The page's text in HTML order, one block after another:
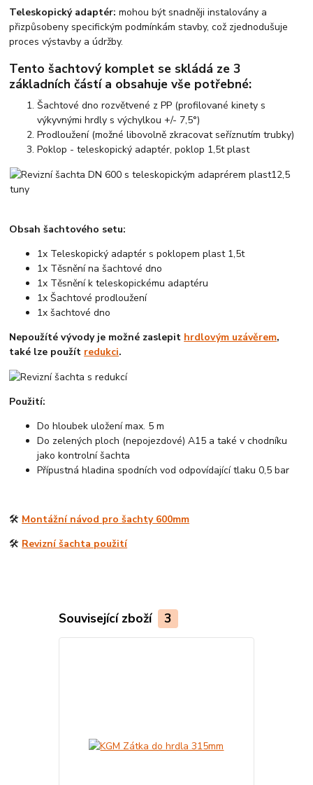
Teleskopický adaptér: mohou být snadněji instalovány a
přizpůsobeny specifickým podmínkám stavby, což zjednodušuje
proces výstavby a údržby.
Tento šachtový komplet se skládá ze 3
základních částí a obsahuje vše potřebné:
Šachtové dno rozvětvené z PP (profilované kinety s
výkyvnými hrdly s výchylkou +/- 7,5°)
Prodloužení(možné libovolně zkracovat seříznutím trubky)
Poklop - teleskopický adaptér, poklop 1,5t plast
Obsah šachtového setu:
1x Teleskopický adaptér s poklopem plast 1,5t
1x Těsnění na šachtové dno
1x Těsnění k teleskopickému adaptéru
1x Šachtové prodloužení
1x šachtové dno
Nepoužíté vývody je možné zaslepit hrdlovým uzávěrem,
také lze použít redukci.
Použití:
Do hloubek uložení max. 5 m
Do zelených ploch (nepojezdové) A15 a také v chodníku
jako kontrolní šachta
Přípustná hladina spodních vod odpovídající tlaku 0,5 bar
🛠️ Montážní návod pro šachty 600mm
🛠️ Revizní šachta použití
Související zboží 3